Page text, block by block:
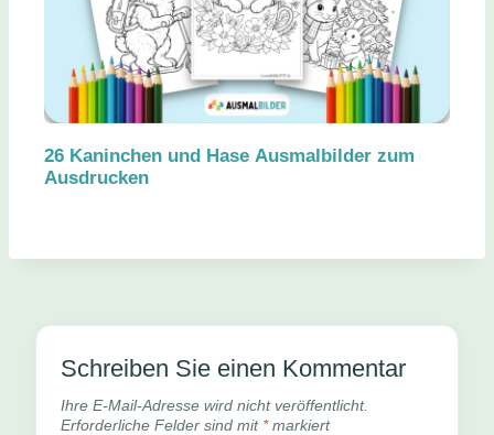
26 Kaninchen und Hase Ausmalbilder zum
Ausdrucken
Schreiben Sie einen Kommentar
Ihre E-Mail-Adresse wird nicht veröffentlicht.
Erforderliche Felder sind mit *markiert